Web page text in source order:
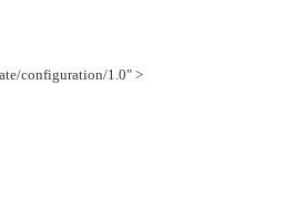
configuration/1.0" >